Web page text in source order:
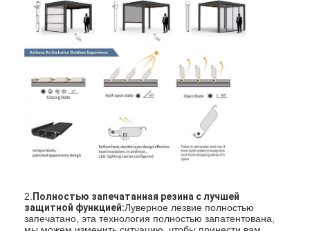
Шторки следа застежка-молнии
Усовершенствованная алюминиевая лавка Пергола
Аксессуары тента
2. Полностью запечатанная резина с лучшей
защитной функцией:Луверное лезвие полностью
запечатано, эта технология полностью запатентована,